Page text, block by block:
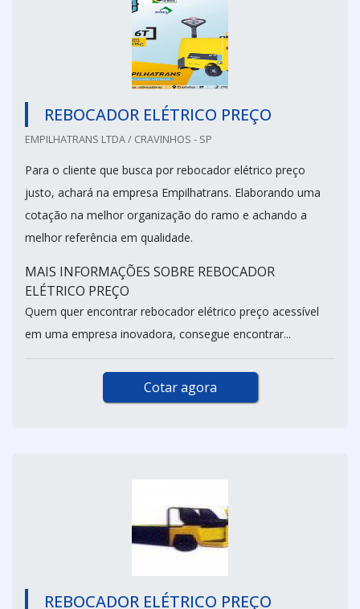
REBOCADOR ELÉTRICO PREÇO
EMPILHATRANS LTDA / CRAVINHOS - SP
Para o cliente que busca por rebocador elétrico preço
justo, achará na empresa Empilhatrans. Elaborando uma
cotação na melhor organização do ramo e achando a
melhor referência em qualidade.
MAIS INFORMAÇÕES SOBRE REBOCADOR
ELÉTRICO PREÇO
Quem quer encontrar rebocador elétrico preço acessível
em uma empresa inovadora, consegue encontrar...
Cotar agora
REBOCADOR ELÉTRICO PREÇO